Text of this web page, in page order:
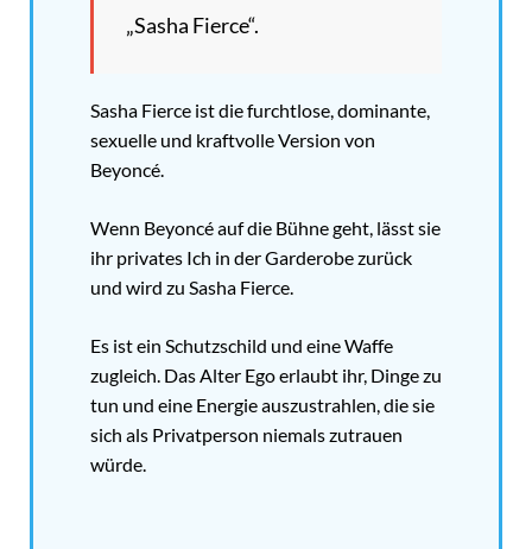
„Sasha Fierce“.
Sasha Fierce ist die furchtlose, dominante,
sexuelle und kraftvolle Version von
Beyoncé.
Wenn Beyoncé auf die Bühne geht, lässt sie
ihr privates Ich in der Garderobe zurück
und wird zu Sasha Fierce.
Es ist ein Schutzschild und eine Waffe
zugleich. Das Alter Ego erlaubt ihr, Dinge zu
tun und eine Energie auszustrahlen, die sie
sich als Privatperson niemals zutrauen
würde.